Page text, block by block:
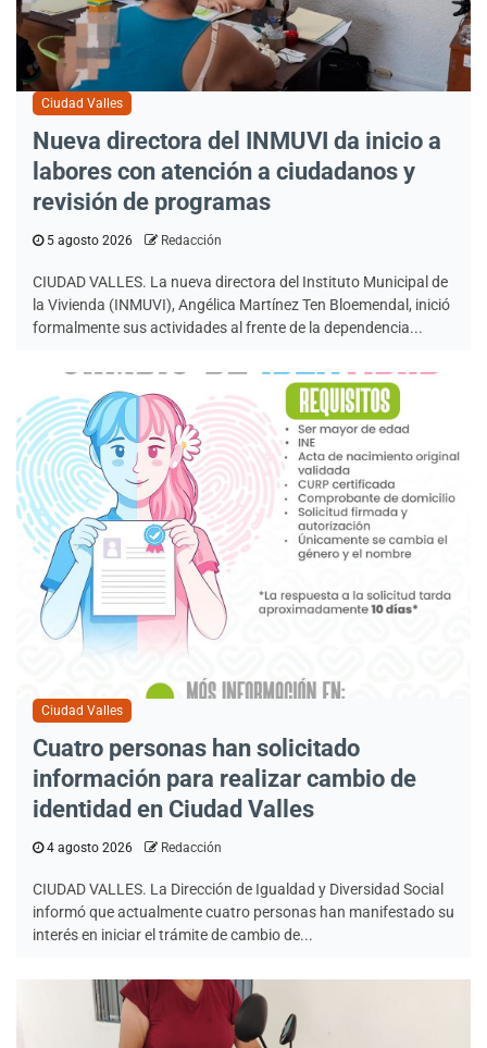
Ciudad Valles
Nueva directora del INMUVI da inicio a
labores con atención a ciudadanos y
revisión de programas
5 agosto 2026 Redacción
CIUDAD VALLES. La nueva directora del Instituto Municipal de
la Vivienda (INMUVI), Angélica Martínez Ten Bloemendal, inició
formalmente sus actividades al frente de la dependencia...
Ciudad Valles
Cuatro personas han solicitado
información para realizar cambio de
identidad en Ciudad Valles
4 agosto 2026 Redacción
CIUDAD VALLES. La Dirección de Igualdad y Diversidad Social
informó que actualmente cuatro personas han manifestado su
interés en iniciar el trámite de cambio de...